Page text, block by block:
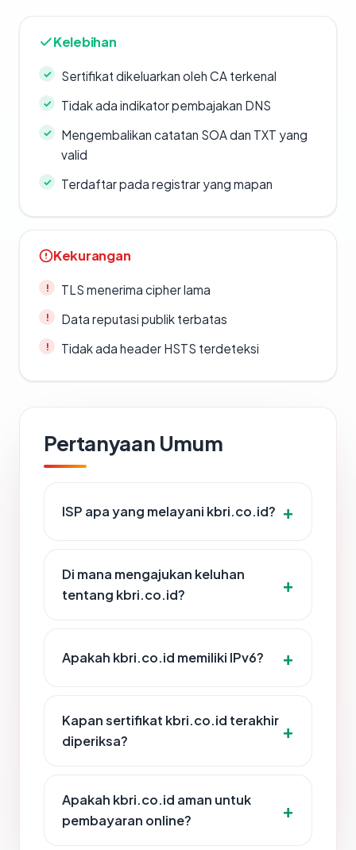
Kelebihan
Sertifikat dikeluarkan oleh CA terkenal
Tidak ada indikator pembajakan DNS
Mengembalikan catatan SOA dan TXT yang
valid
Terdaftar pada registrar yang mapan
Kekurangan
TLS menerima cipher lama
Data reputasi publik terbatas
Tidak ada header HSTS terdeteksi
Pertanyaan Umum
ISP apa yang melayani kbri.co.id?
Di mana mengajukan keluhan
tentang kbri.co.id?
Apakah kbri.co.id memiliki IPv6?
Kapan sertifikat kbri.co.id terakhir
diperiksa?
Apakah kbri.co.id aman untuk
pembayaran online?